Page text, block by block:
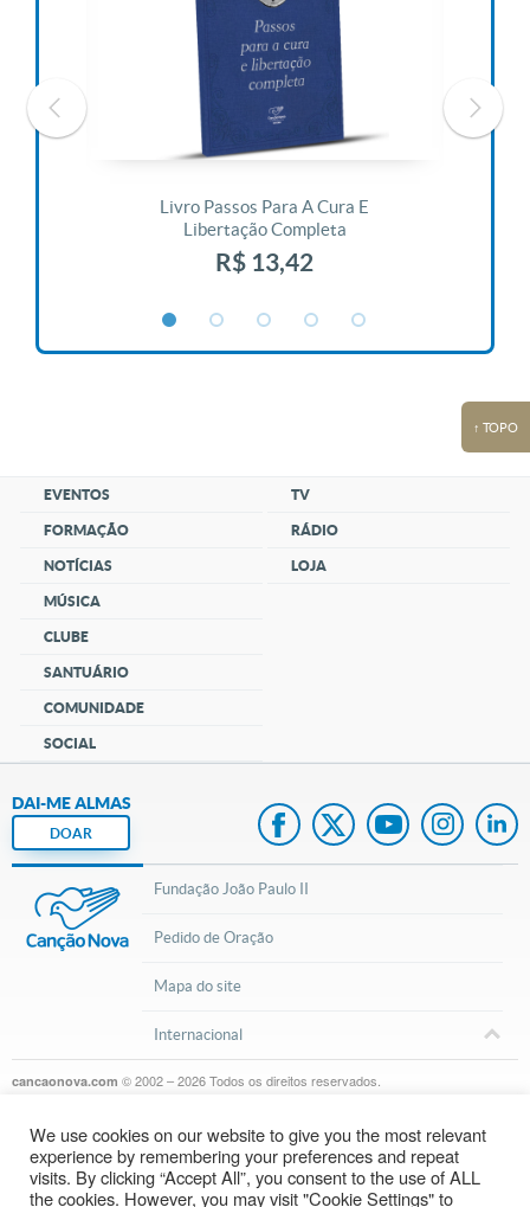
Livro Passos Para A Cura E
Libertação Completa
R$ 13,42
↑ TOPO
EVENTOS
FORMAÇÃO
NOTÍCIAS
MÚSICA
CLUBE
SANTUÁRIO
COMUNIDADE
SOCIAL
TV
RÁDIO
LOJA
DAI-ME ALMAS
DOAR
Fundação João Paulo II
Pedido de Oração
Mapa do site
Internacional
cancaonova.com © 2002 – 2026Todos os direitos reservados.
We use cookies on our website to give you the most relevant
experience by remembering your preferences and repeat
visits. By clicking “Accept All”, you consent to the use of ALL
the cookies. However, you may visit "Cookie Settings" to